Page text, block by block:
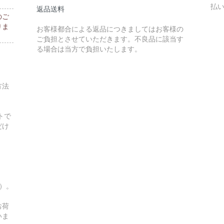
ご
法
で
。
荷
返品送料
お客様都合による返品につきましてはお客様の
ご負担とさせていただきます。不良品に該当す
る場合は当方で負担いたします。
払